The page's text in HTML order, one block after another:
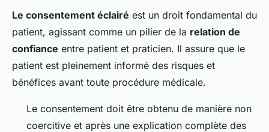
Le consentement éclairé est un droit fondamental du
patient, agissant comme un pilier de la relation de
confiance entre patient et praticien. Il assure que le
patient est pleinement informé des risques et
bénéfices avant toute procédure médicale.
Le consentement doit être obtenu de manière non
coercitive et après une explication complète des